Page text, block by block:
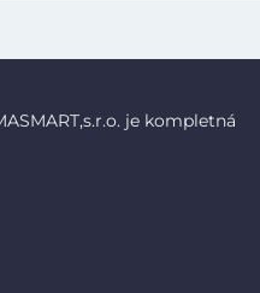
je kompletná